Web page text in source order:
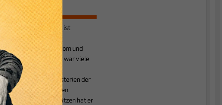
Hartmut Reinersist
Volkswirt,
Gesundheitsökonom und
freier Publizist. Er war viele
Jahre in den
Gesundheitsministerien der
Länder tätig. Neben
zahlreichen Aufsätzen hat er